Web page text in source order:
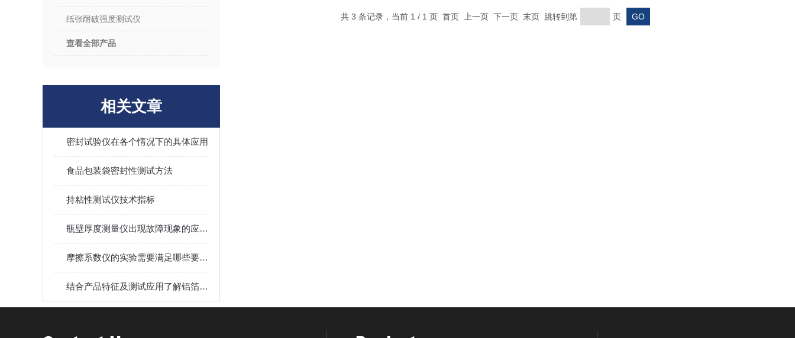
纸张耐破强度测试仪
查看全部产品
相关文章
密封试验仪在各个情况下的具体应用
食品包装袋密封性测试方法
持粘性测试仪技术指标
瓶壁厚度测量仪出现故障现象的应对措施
摩擦系数仪的实验需要满足哪些要求？
结合产品特征及测试应用了解铝箔针孔度测试仪
共 3 条记录，当前 1 / 1 页 首页 上一页 下一页 末页 跳转到第 页